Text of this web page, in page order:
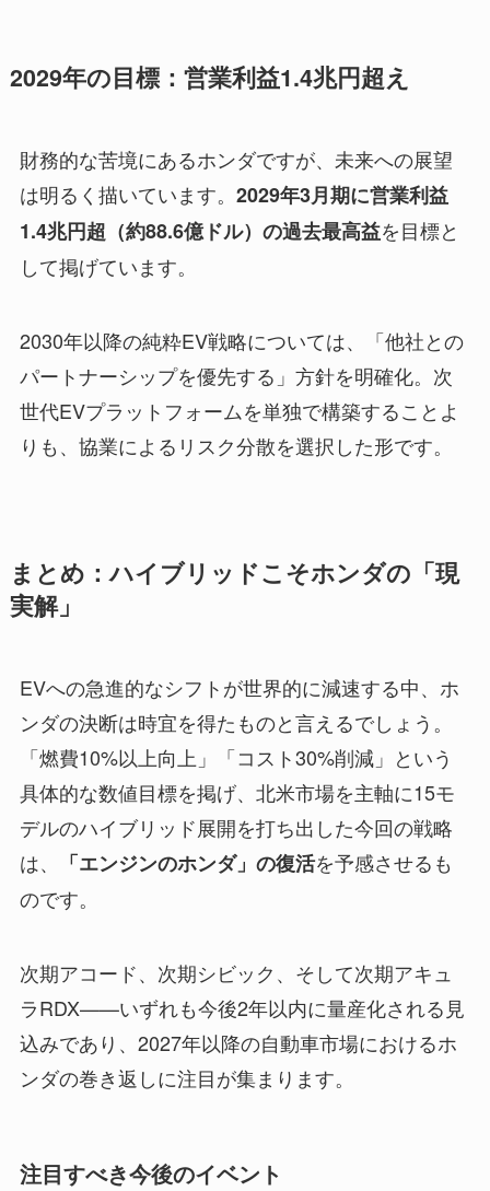
2029年の目標：営業利益1.4兆円超え
財務的な苦境にあるホンダですが、未来への展望
は明るく描いています。 2029年3月期に営業利益
1.4兆円超（約88.6億ドル）の過去最高益を目標と
して掲げています。
2030年以降の純粋EV戦略については、「他社との
パートナーシップを優先する」方針を明確化。次
世代EVプラットフォームを単独で構築することよ
りも、協業によるリスク分散を選択した形です。
まとめ：ハイブリッドこそホンダの「現
実解」
EVへの急進的なシフトが世界的に減速する中、ホ
ンダの決断は時宜を得たものと言えるでしょう。
「燃費10%以上向上」「コスト30%削減」という
具体的な数値目標を掲げ、北米市場を主軸に15モ
デルのハイブリッド展開を打ち出した今回の戦略
は、
「エンジンのホンダ」の復活を予感させるも
のです。
次期アコード、次期シビック、そして次期アキュ
ラRDX——いずれも今後2年以内に量産化される見
込みであり、2027年以降の自動車市場におけるホ
ンダの巻き返しに注目が集まります。
注目すべき今後のイベント